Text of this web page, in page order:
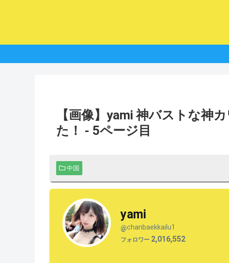
【画像】yami 神バストな神
た！ - 5ページ目
中国
yami
@chanbaekkailu1
フォロワー 2,016,552